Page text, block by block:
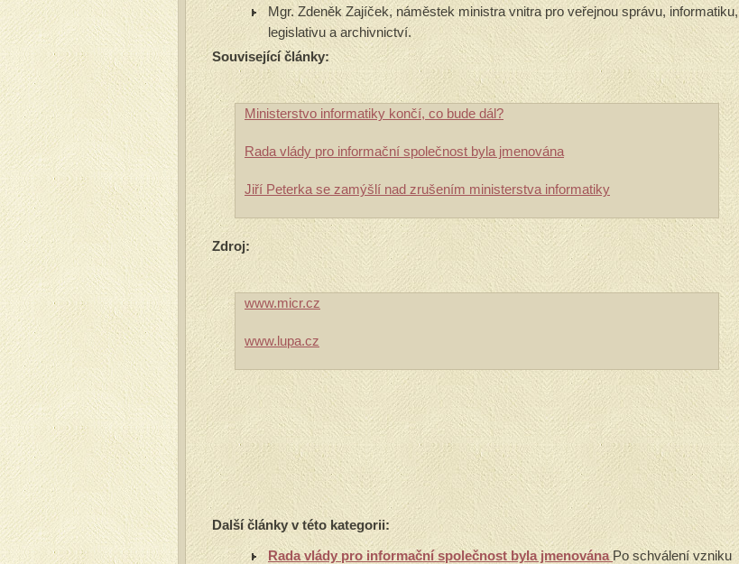
Mgr. Zdeněk Zajíček, náměstek ministra vnitra pro veřejnou správu, informatiku,
legislativu a archivnictví.
Související články:
Ministerstvo informatiky končí, co bude dál?
Rada vlády pro informační společnost byla jmenována
Jiří Peterka se zamýšlí nad zrušením ministerstva informatiky
Zdroj:
www.micr.cz
www.lupa.cz
Další články v této kategorii:
Rada vlády pro informační společnost byla jmenovánaPo schválení vzniku